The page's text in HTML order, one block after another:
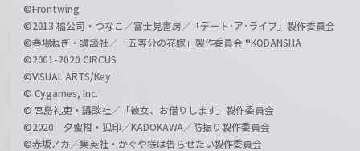
©Frontwing
©2013 橘公司・つなこ／富士見書房／「デート･ア･ライブ」製作委員会
©春場ねぎ・講談社／「五等分の花嫁」製作委員会 ®KODANSHA
©2001-2020 CIRCUS
©VISUAL ARTS/Key
© Cygames, Inc.
© 宮島礼吏・講談社／「彼女、お借りします」製作委員会
©2020 夕蜜柑・狐印／KADOKAWA／防振り製作委員会
©赤坂アカ／集英社・かぐや様は告らせたい製作委員会